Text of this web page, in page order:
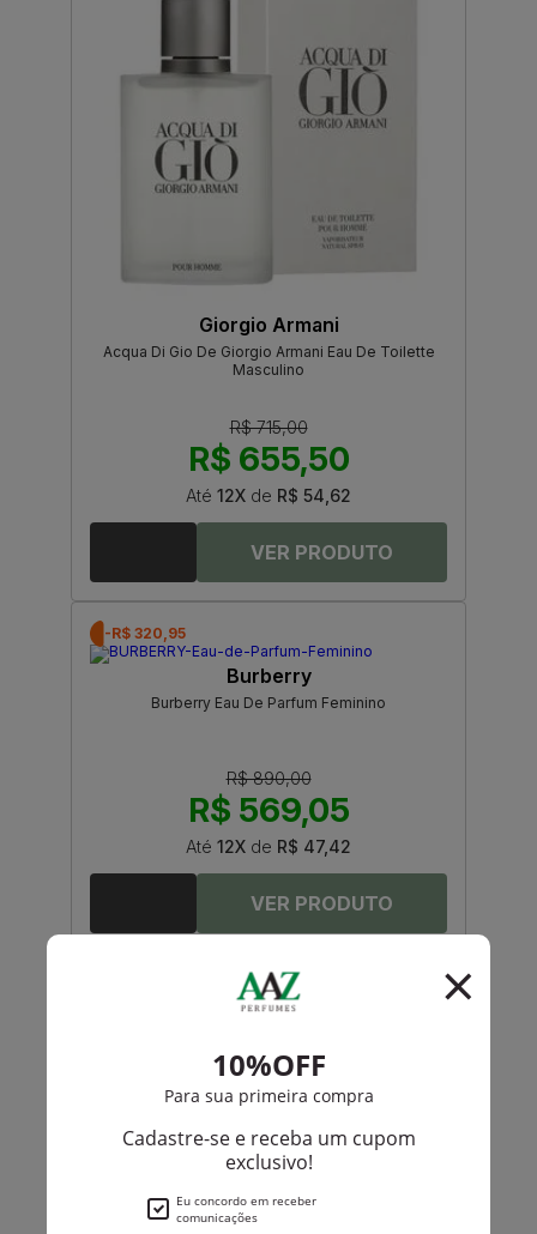
Giorgio Armani
Acqua Di Gio De Giorgio Armani Eau De Toilette
Masculino
R$ 715,00
R$ 655,50
Até 12X de R$ 54,62
-R$ 320,95
Burberry
Burberry Eau De Parfum Feminino
R$ 890,00
R$ 569,05
Até 12X de R$ 47,42